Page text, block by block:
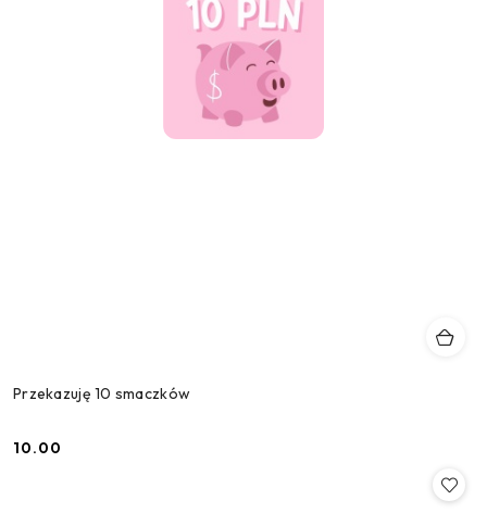
Przekazuję 10 smaczków
Cena:
10.00